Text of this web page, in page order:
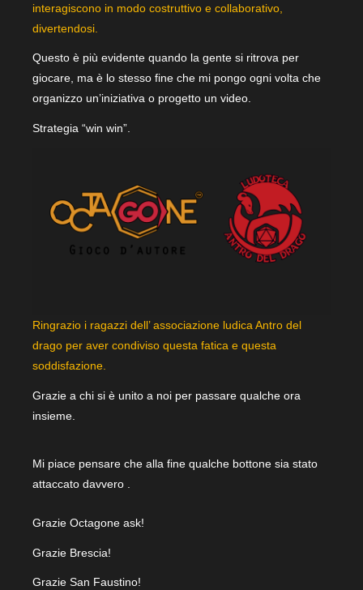
interagiscono in modo costruttivo e collaborativo,
divertendosi.
Questo è più evidente quando la gente si ritrova per
giocare, ma è lo stesso fine che mi pongo ogni volta che
organizzo un’iniziativa o progetto un video.
Strategia “win win”.
Ringrazio i ragazzi dell’ associazione ludica Antro del
drago per aver condiviso questa fatica e questa
soddisfazione.
Grazie a chi si è unito a noi per passare qualche ora
insieme.
Mi piace pensare che alla fine qualche bottone sia stato
attaccato davvero .
Grazie Octagone ask!
Grazie Brescia!
Grazie San Faustino!